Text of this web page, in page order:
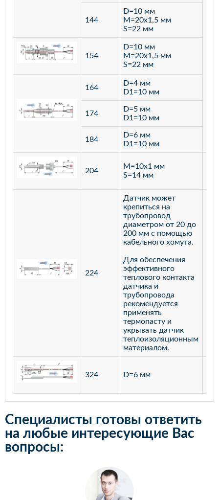
144
D=10 мм
M=20х1,5 мм
S=22 мм
154
D=10 мм
M=20х1,5 мм
S=22 мм
164
D=4 мм
D1=10 мм
174
D=5 мм
D1=10 мм
184
D=6 мм
D1=10 мм
204
M=10х1 мм
S=14 мм
224
Датчик может
крепиться на
трубопровод
диаметром от 20 до
200 мм с помощью
кабельного хомута.
Для обеспечения
эффективного
теплового контакта
датчика и
трубопровода
рекомендуется
применять
термопасту и
укрывать датчик
теплоизоляционным
материалом.
324 D=6 мм
Специалисты готовы ответить
на любые интересующие Вас
вопросы: